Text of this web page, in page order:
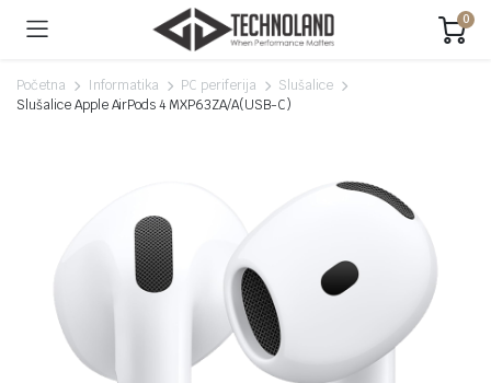
0
Početna Informatika PC periferija
Slušalice
Slušalice Apple AirPods 4 MXP63ZA/A(USB-C)